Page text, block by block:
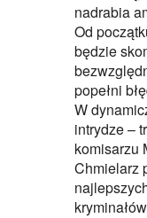
nadrabia
Od
będzie
popełni
W
intrydze –
komisarzu
Chmielarz